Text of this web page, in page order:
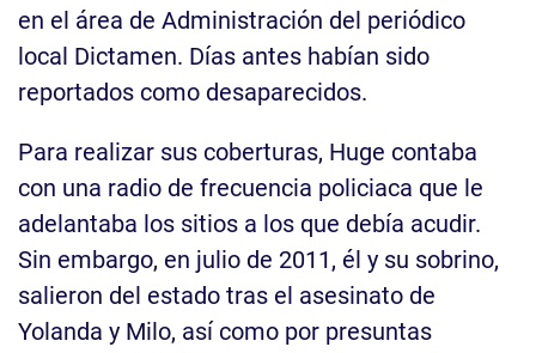
en el área de Administración del periódico
local Dictamen. Días antes habían sido
reportados como desaparecidos.
Para realizar sus coberturas, Huge contaba
con una radio de frecuencia policiaca que le
adelantaba los sitios a los que debía acudir.
Sin embargo, en julio de 2011, él y su sobrino,
salieron del estado tras el asesinato de
Yolanda y Milo, así como por presuntas